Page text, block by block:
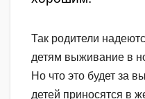
Так родители
детям выживание в
Но что это будет за
детей приносятся в